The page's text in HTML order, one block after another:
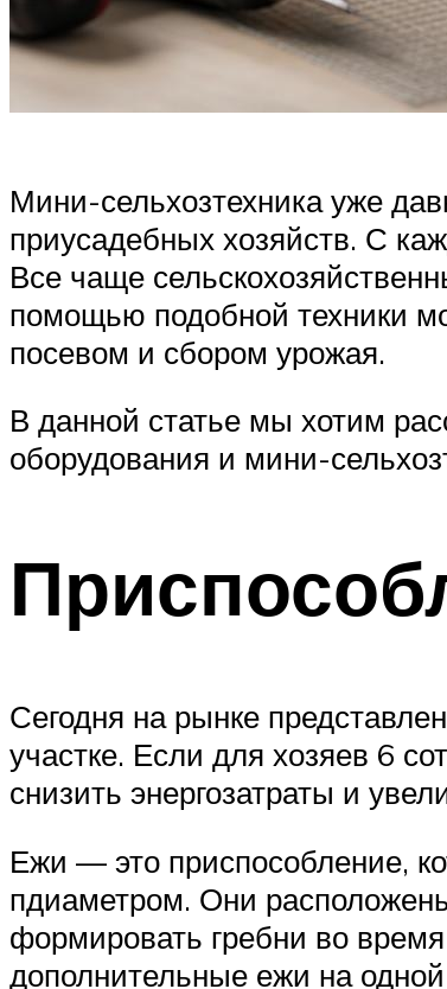
Мини-сельхозтехника уже
приусадебных хозяйств. С
Все чаще
помощью подобной техники
посевом и сбором урожая.
В данной статье мы хотим
оборудования и мини-
Сегодня на рынке
участке. Если для хозяев 6
снизить энергозатраты и
Ежи — это приспособление,
пдиаметром. Они расположены
формировать гребни во
дополнительные ежи на